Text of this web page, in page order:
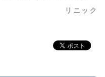
リニック